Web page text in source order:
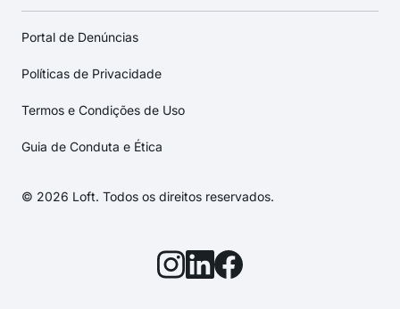
Portal de Denúncias
Políticas de Privacidade
Termos e Condições de Uso
Guia de Conduta e Ética
© 2026 Loft. Todos os direitos reservados.